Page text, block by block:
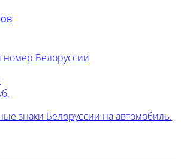
знаки Белоруссии на автомобиль.